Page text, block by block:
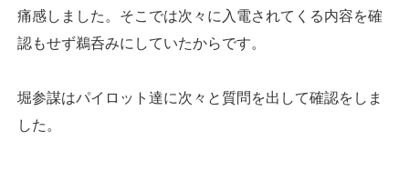
痛感しました。そこでは次々に入電されてくる内容を確
認もせず鵜呑みにしていたからです。
堀参謀はパイロット達に次々と質問を出して確認をしま
した。